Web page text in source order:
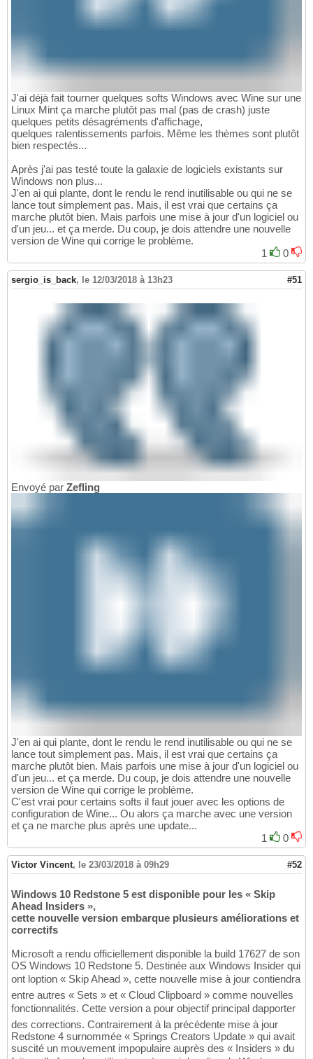
J'ai déjà fait tourner quelques softs Windows avec Wine sur une
Linux Mint ça marche plutôt pas mal (pas de crash) juste
quelques petits désagréments d'affichage,
quelques ralentissements parfois. Même les thèmes sont plutôt
bien respectés...
Après j'ai pas testé toute la galaxie de logiciels existants sur
Windows non plus...
J'en ai qui plante, dont le rendu le rend inutilisable ou qui ne se
lance tout simplement pas. Mais, il est vrai que certains ça
marche plutôt bien. Mais parfois une mise à jour d'un logiciel ou
d'un jeu... et ça merde. Du coup, je dois attendre une nouvelle
version de Wine qui corrige le problème.
1
0
sergio_is_back, le 12/03/2018 à 13h23 #51
Envoyé par Zefling
J'en ai qui plante, dont le rendu le rend inutilisable ou qui ne se
lance tout simplement pas. Mais, il est vrai que certains ça
marche plutôt bien. Mais parfois une mise à jour d'un logiciel ou
d'un jeu... et ça merde. Du coup, je dois attendre une nouvelle
version de Wine qui corrige le problème.
C'est vrai pour certains softs il faut jouer avec les options de
configuration de Wine... Ou alors ça marche avec une version
et ça ne marche plus après une update...
1
0
Victor Vincent, le 23/03/2018 à 09h29 #52
Windows 10 Redstone 5 est disponible pour les « Skip
Ahead Insiders »,
cette nouvelle version embarque plusieurs améliorations et
correctifs
Microsoft a rendu officiellement disponible la build 17627 de son
OS Windows 10 Redstone 5. Destinée aux Windows Insider qui
ont loption « Skip Ahead », cette nouvelle mise à jour contiendra
entre autres « Sets » et « Cloud Clipboard » comme nouvelles
fonctionnalités. Cette version a pour objectif principal dapporter
des corrections. Contrairement à la précédente mise à jour
Redstone 4 surnommée « Springs Creators Update » qui avait
suscité un mouvement impopulaire auprès des « Insiders » du